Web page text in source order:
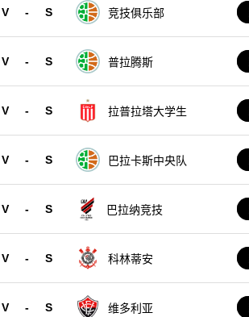
V - S 竞技俱乐部
V - S 普拉腾斯
V - S 拉普拉塔大学生
V - S 巴拉卡斯中央队
V - S 巴拉纳竞技
V - S 科林蒂安
V - S 维多利亚